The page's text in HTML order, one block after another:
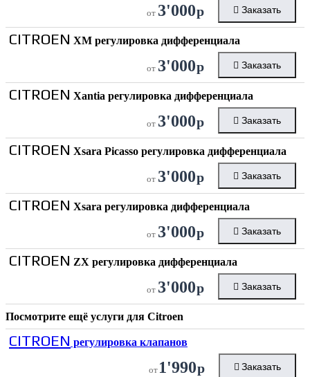
от 3'000р Заказать
CITROEN XM регулировка дифференциала
от 3'000р Заказать
CITROEN Xantia регулировка дифференциала
от 3'000р Заказать
CITROEN Xsara Picasso регулировка дифференциала
от 3'000р Заказать
CITROEN Xsara регулировка дифференциала
от 3'000р Заказать
CITROEN ZX регулировка дифференциала
от 3'000р Заказать
Посмотрите ещё услуги для Citroen
CITROEN регулировка клапанов
от 1'990р Заказать